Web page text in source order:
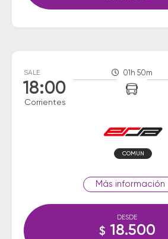
SALE
18:00
Corrientes
01h 50m
COMUN
información
DESDE
$ 18.500